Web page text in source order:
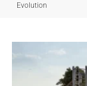
Evolution